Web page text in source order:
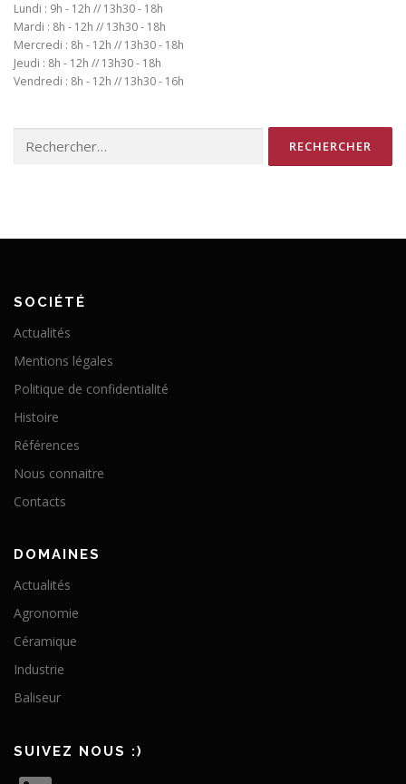
Lundi : 9h - 12h // 13h30 - 18h
Mardi : 8h - 12h // 13h30 - 18h
Mercredi : 8h - 12h // 13h30 - 18h
Jeudi : 8h - 12h // 13h30 - 18h
Vendredi : 8h - 12h // 13h30 - 16h
SOCIÉTÉ
Actualités
Mentions légales
Politique de confidentialité
Histoire
Références
Nous connaitre
Contacts
DOMAINES
Actualités
Agronomie
Céramique
Industrie
Baliseur
SUIVEZ NOUS :)
L